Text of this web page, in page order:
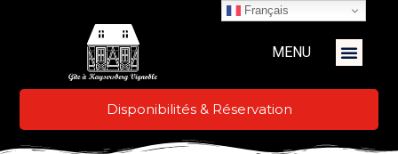
MENU
Disponibilités & Réservation
Français